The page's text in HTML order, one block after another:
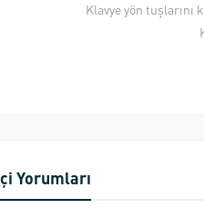
Klavye yön
Yorumları